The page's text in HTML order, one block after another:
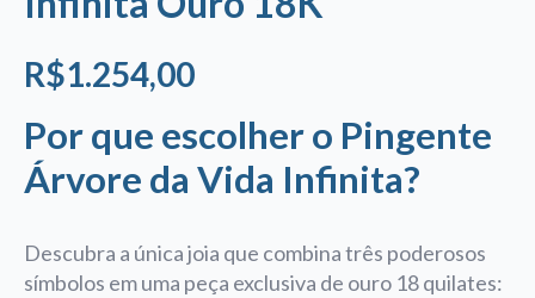
R$1.254,00
Por que escolher o Pingente
Árvore da Vida Infinita?
Descubra a única joia que combina três poderosos
símbolos em uma peça exclusiva de ouro 18 quilates: